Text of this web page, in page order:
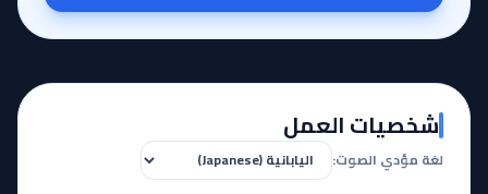
شخصيات العمل
لغة مؤدي الصوت: